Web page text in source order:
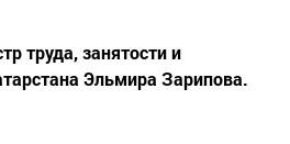
труда, занятости и
Эльмира Зарипова.